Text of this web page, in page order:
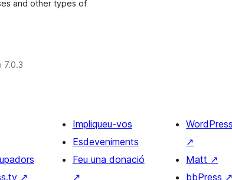
and other types of
7.0.3
↗
Impliqueu-vos
Esdeveniments
Feu una donació
↗
↗
Matt ↗
bbPress ↗